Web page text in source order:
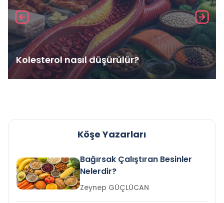
Kolesterol nasıl düşürülür?
Köşe Yazarları
Bağırsak Çalıştıran Besinler
Nelerdir?
Zeynep GÜÇLÜCAN